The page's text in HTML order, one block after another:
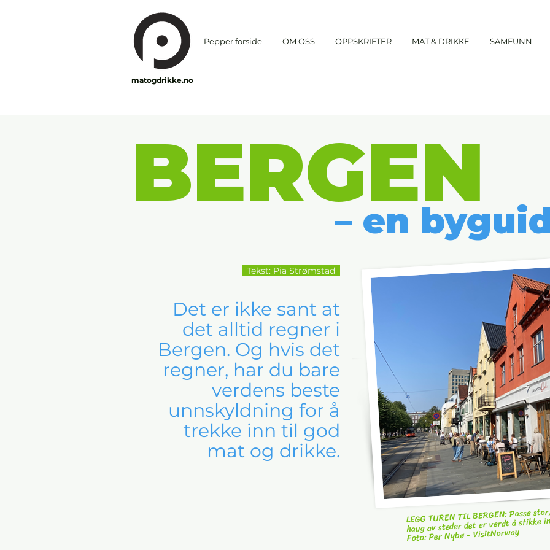
Pepper forside OM OSS OPPSKRIFTER MAT & DRIKKE SAMFUNN
matogdrikke.no
BERGEN
– en
Tekst: Pia Strømstad
Det er ikke sant at
det alltid regner i
Bergen. Og hvis det
regner, har du bare
verdens beste
unnskyldning for å
trekke inn til god
mat og drikke.
LEGG TUREN TIL BERGEN: Passe
haug av steder det er verdt å
Foto: Per Nybø - VisitNorway